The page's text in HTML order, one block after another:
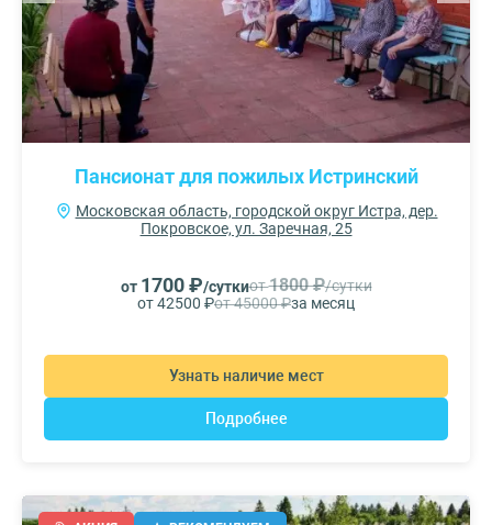
Пансионат для пожилых Истринский
Московская область, городской округ Истра, дер.
Покровское, ул. Заречная, 25
от 1700 ₽/суткиот1800 ₽/сутки
от 42500 ₽от 45000 ₽за месяц
Узнать наличие мест
Подробнее